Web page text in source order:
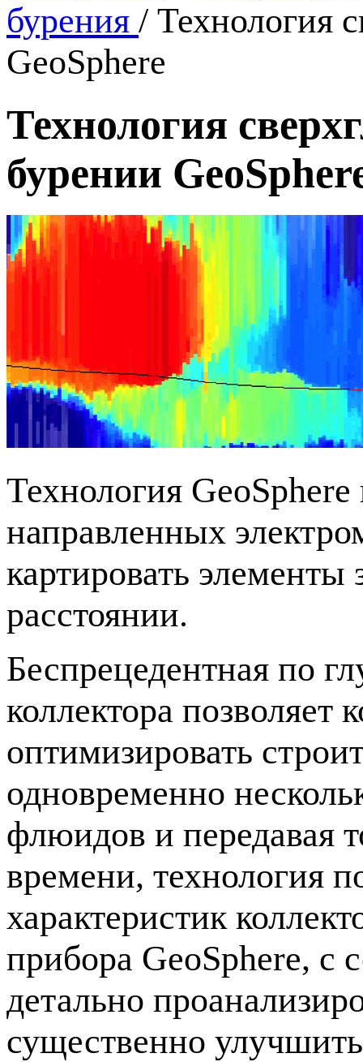
бурения / Технология
GeoSphere
Технология
бурении
Технология
направленных
картировать
расстоянии.
Беспрецедентная по
коллектора позволяет
оптимизировать
одновременно
флюидов и передавая
времени, технология
характеристик
прибора GeoSphere, с
детально
существенно